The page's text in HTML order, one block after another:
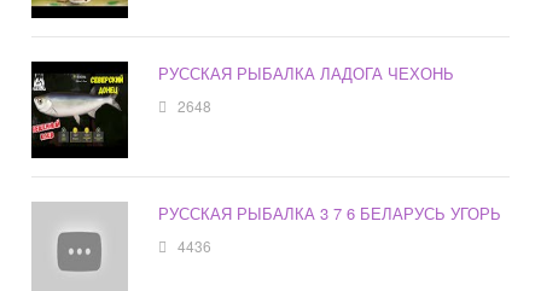
РУССКАЯ РЫБАЛКА ЛАДОГА ЧЕХОНЬ
2648
РУССКАЯ РЫБАЛКА 3 7 6 БЕЛАРУСЬ УГОРЬ
4436